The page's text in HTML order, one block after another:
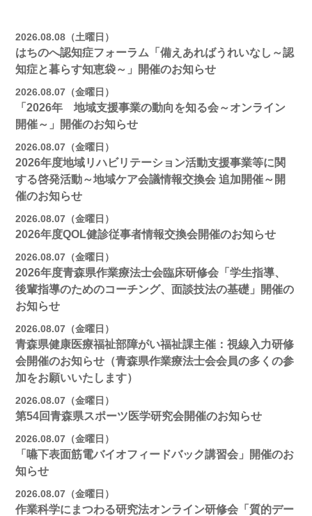
2026.08.08（土曜日）
はちのへ認知症フォーラム「備えあればうれいなし～認
知症と暮らす知恵袋～」開催のお知らせ
2026.08.07（金曜日）
「2026年 地域支援事業の動向を知る会～オンライン
開催～」開催のお知らせ
2026.08.07（金曜日）
2026年度地域リハビリテーション活動支援事業等に関
する啓発活動～地域ケア会議情報交換会 追加開催～開
催のお知らせ
2026.08.07（金曜日）
2026年度QOL健診従事者情報交換会開催のお知らせ
2026.08.07（金曜日）
2026年度青森県作業療法士会臨床研修会「学生指導、
後輩指導のためのコーチング、面談技法の基礎」開催の
お知らせ
2026.08.07（金曜日）
青森県健康医療福祉部障がい福祉課主催：視線入力研修
会開催のお知らせ（青森県作業療法士会会員の多くの参
加をお願いいたします）
2026.08.07（金曜日）
第54回青森県スポーツ医学研究会開催のお知らせ
2026.08.07（金曜日）
「嚥下表面筋電バイオフィードバック講習会」開催のお
知らせ
2026.08.07（金曜日）
作業科学にまつわる研究法オンライン研修会「質的デー